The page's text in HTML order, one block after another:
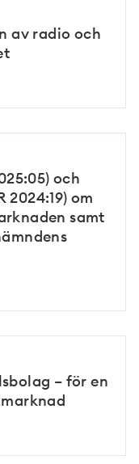
av radio och
och
2024:19) om
samt
– för en